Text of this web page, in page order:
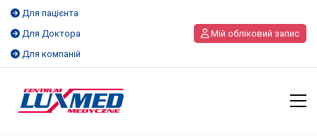
Для пацієнта
Для Доктора
Для компаній
Мій обліковий запис